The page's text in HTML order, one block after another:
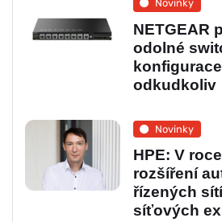
Novinky
NETGEAR
odolné
odkudkoliv
Novinky
HPE: V
rozšíření
řízených
síťových